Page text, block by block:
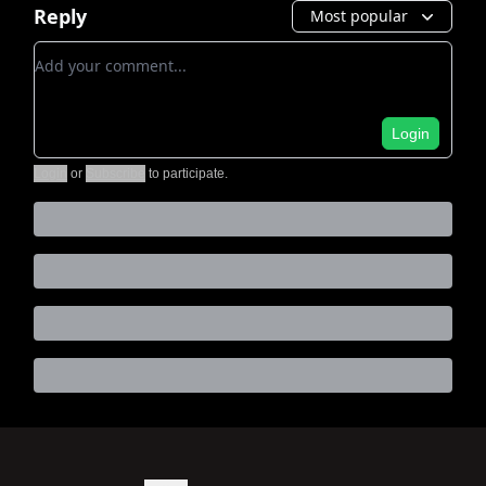
Reply Most popular
Add your comment
Login
or to participate.